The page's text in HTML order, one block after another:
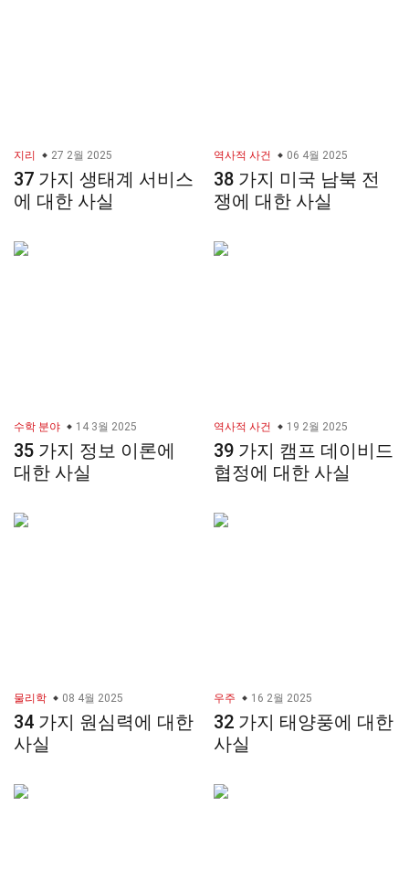
지리 27 2월 2025
37 가지 생태계 서비스
에 대한 사실
역사적 사건 06 4월 2025
38 가지 미국 남북 전
쟁에 대한 사실
수학 분야 14 3월 2025
35 가지 정보 이론에
대한 사실
역사적 사건 19 2월 2025
39 가지 캠프 데이비드
협정에 대한 사실
물리학 08 4월 2025
34 가지 원심력에 대한
사실
우주 16 2월 2025
32 가지 태양풍에 대한
사실